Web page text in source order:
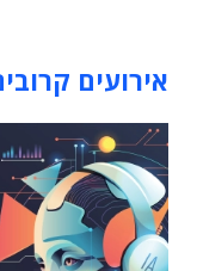
אירועים